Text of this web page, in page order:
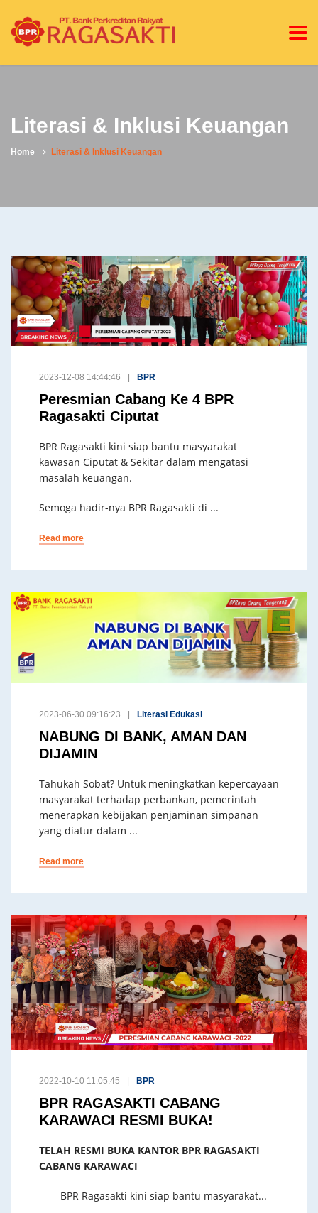
Literasi & Inklusi Keuangan
Home Literasi & Inklusi Keuangan
2023-12-08 14:44:46 BPR
Peresmian Cabang Ke 4 BPR
Ragasakti Ciputat
BPR Ragasakti kini siap bantu masyarakat
kawasan Ciputat & Sekitar dalam mengatasi
masalah keuangan.
Semoga hadir-nya BPR Ragasakti di ...
Read more
2023-06-30 09:16:23 Literasi Edukasi
NABUNG DI BANK, AMAN DAN
DIJAMIN
Tahukah Sobat? Untuk meningkatkan kepercayaan
masyarakat terhadap perbankan, pemerintah
menerapkan kebijakan penjaminan simpanan
yang diatur dalam ...
Read more
2022-10-10 11:05:45 BPR
BPR RAGASAKTI CABANG
KARAWACI RESMI BUKA!
TELAH RESMI BUKA KANTOR BPR RAGASAKTI
CABANG KARAWACI
BPR Ragasakti kini siap bantu masyarakat...